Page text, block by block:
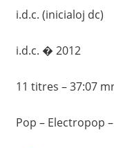
i.d.c. (inicialoj dc)
i.d.c. � 2012
11 titres – 37:07
Pop – Electropop